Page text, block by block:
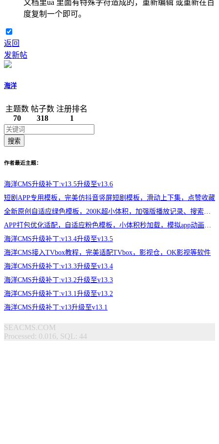
文档里ua 里面有特殊字符造成的，重新编辑 或重新在百
度复制一个即可。
返回
发新帖
海洋
主题数
70
帖子数
318
注册排名
1
搜索
作者最近主题：
海洋CMS升级补丁:v13.5升级至v13.6
短剧APP专用模板，完美仿抖音竖屏短剧模板，滑动上下集，点赞收藏
海洋CMS升级补丁:v13.4升级至v13.5
海洋CMS接入TVbox教程，完美适配TVbox，影视仓，OK影视等软件
海洋CMS升级补丁:v13.3升级至v13.4
海洋CMS升级补丁:v13.2升级至v13.3
海洋CMS升级补丁:v13.1升级至v13.2
海洋CMS升级补丁:v13升级至v13.1
SEACMS.COM
Processed: 0.016, SQL: 44